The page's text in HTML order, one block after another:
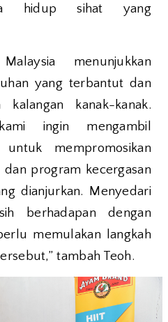
hidup sihat yang
menunjukkan
yang terbantut dan
kanak-kanak.
ingin mengambil
mempromosikan
program kecergasan
dianjurkan. Menyedari
berhadapan dengan
memulakan langkah
tambah Teoh.